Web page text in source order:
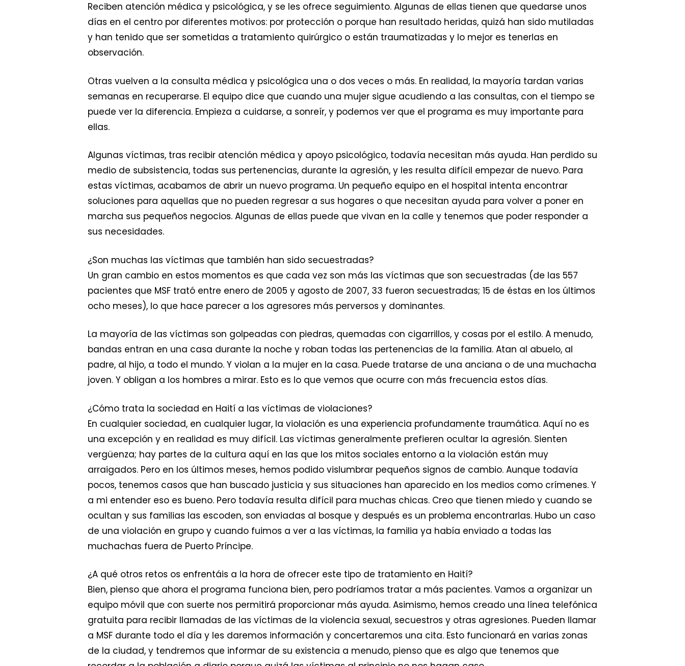
Reciben atención médica y psicológica, y se les ofrece seguimiento. Algunas de ellas tienen que quedarse unos
días en el centro por diferentes motivos: por protección o porque han resultado heridas, quizá han sido mutiladas
y han tenido que ser sometidas a tratamiento quirúrgico o están traumatizadas y lo mejor es tenerlas en
observación.
Otras vuelven a la consulta médica y psicológica una o dos veces o más. En realidad, la mayoría tardan varias
semanas en recuperarse. El equipo dice que cuando una mujer sigue acudiendo a las consultas, con el tiempo se
puede ver la diferencia. Empieza a cuidarse, a sonreír, y podemos ver que el programa es muy importante para
ellas.
Algunas víctimas, tras recibir atención médica y apoyo psicológico, todavía necesitan más ayuda. Han perdido su
medio de subsistencia, todas sus pertenencias, durante la agresión, y les resulta difícil empezar de nuevo. Para
estas víctimas, acabamos de abrir un nuevo programa. Un pequeño equipo en el hospital intenta encontrar
soluciones para aquellas que no pueden regresar a sus hogares o que necesitan ayuda para volver a poner en
marcha sus pequeños negocios. Algunas de ellas puede que vivan en la calle y tenemos que poder responder a
sus necesidades.
¿Son muchas las víctimas que también han sido secuestradas?
Un gran cambio en estos momentos es que cada vez son más las víctimas que son secuestradas (de las 557
pacientes que MSF trató entre enero de 2005 y agosto de 2007, 33 fueron secuestradas; 15 de éstas en los últimos
ocho meses), lo que hace parecer a los agresores más perversos y dominantes.
La mayoría de las víctimas son golpeadas con piedras, quemadas con cigarrillos, y cosas por el estilo. A menudo,
bandas entran en una casa durante la noche y roban todas las pertenencias de la familia. Atan al abuelo, al
padre, al hijo, a todo el mundo. Y violan a la mujer en la casa. Puede tratarse de una anciana o de una muchacha
joven. Y obligan a los hombres a mirar. Esto es lo que vemos que ocurre con más frecuencia estos días.
¿Cómo trata la sociedad en Haití a las víctimas de violaciones?
En cualquier sociedad, en cualquier lugar, la violación es una experiencia profundamente traumática. Aquí no es
una excepción y en realidad es muy difícil. Las víctimas generalmente prefieren ocultar la agresión. Sienten
vergüenza; hay partes de la cultura aquí en las que los mitos sociales entorno a la violación están muy
arraigados. Pero en los últimos meses, hemos podido vislumbrar pequeños signos de cambio. Aunque todavía
pocos, tenemos casos que han buscado justicia y sus situaciones han aparecido en los medios como crímenes. Y
a mi entender eso es bueno. Pero todavía resulta difícil para muchas chicas. Creo que tienen miedo y cuando se
ocultan y sus familias las escoden, son enviadas al bosque y después es un problema encontrarlas. Hubo un caso
de una violación en grupo y cuando fuimos a ver a las víctimas, la familia ya había enviado a todas las
muchachas fuera de Puerto Príncipe.
¿A qué otros retos os enfrentáis a la hora de ofrecer este tipo de tratamiento en Haití?
Bien, pienso que ahora el programa funciona bien, pero podríamos tratar a más pacientes. Vamos a organizar un
equipo móvil que con suerte nos permitirá proporcionar más ayuda. Asimismo, hemos creado una línea telefónica
gratuita para recibir llamadas de las víctimas de la violencia sexual, secuestros y otras agresiones. Pueden llamar
a MSF durante todo el día y les daremos información y concertaremos una cita. Esto funcionará en varias zonas
de la ciudad, y tendremos que informar de su existencia a menudo, pienso que es algo que tenemos que